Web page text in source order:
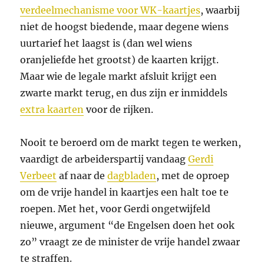
verdeelmechanisme voor WK-kaartjes, waarbij
niet de hoogst biedende, maar degene wiens
uurtarief het laagst is (dan wel wiens
oranjeliefde het grootst) de kaarten krijgt.
Maar wie de legale markt afsluit krijgt een
zwarte markt terug, en dus zijn er inmiddels
extra kaarten voor de rijken.
Nooit te beroerd om de markt tegen te werken,
vaardigt de arbeiderspartij vandaagGerdi
Verbeet af naar dedagbladen , met de oproep
om de vrije handel in kaartjes een halt toe te
roepen. Met het, voor Gerdi ongetwijfeld
nieuwe, argument “de Engelsen doen het ook
zo” vraagt ze de minister de vrije handel zwaar
te straffen.